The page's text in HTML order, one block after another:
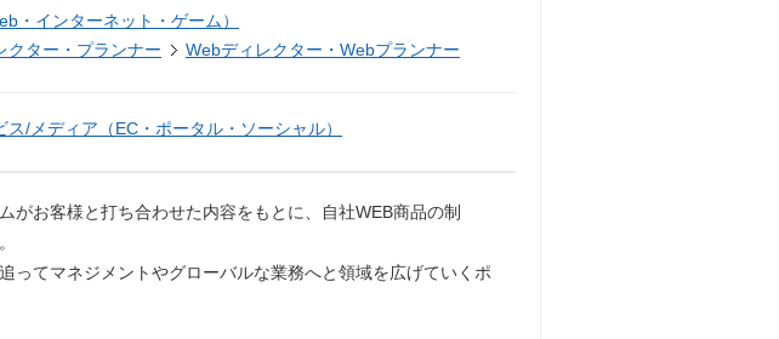
・インターネット・ゲーム）
クター・プランナー
Webディレクター・Webプランナー
ス/メディア（EC・ポータル・ソーシャル）
がお客様と打ち合わせた内容をもとに、自社WEB商品の制
ってマネジメントやグローバルな業務へと領域を広げていくポ